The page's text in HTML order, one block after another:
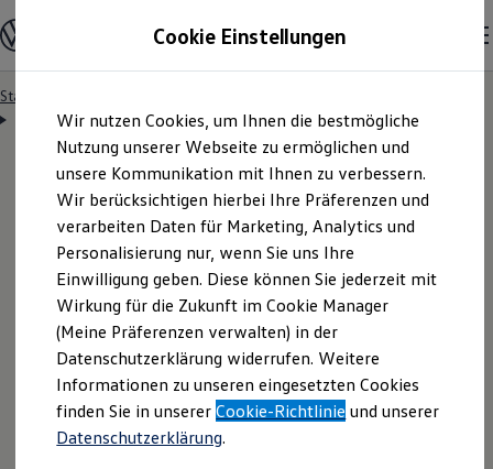
Hauptinhalt
springen
Footer
springen
Modelle & Konfigurator
Nutzfahrzeugkategorien entdecken
Modelle konfigurieren
Vorgängermodelle und Oldtimer
Vorgängermodelle
Oldtimer
Bulli Historie
Branchenlösungen & Gewerbekunden
Umbaulösungen und Hersteller finden
Auf- und Umbauten entdecken & konfigurieren
Groß- und Sonderkunden
Großkunden
Kommunen & Behörden
Journalisten
Sportvereine
Branchenlösungen
Bau & Handwerk
Gewerbliche Personenbeförderung
Service & mobile Werkstätten
Kurier, Logistik & Handel
Startseite
Servicetermin anfragen
Servicetermin bequem
online anfragen
Nutzen Sie unser Onlineformular, um schnell und
unkompliziert einen Servicetermin bei Ihrem
Volkswagen NutzfahrzeugePartner anzufragen.
Cookie Einstellungen
Wir nutzen Cookies, um Ihnen die bestmögliche
Nutzung unserer Webseite zu ermöglichen und
unsere Kommunikation mit Ihnen zu verbessern.
Wir berücksichtigen hierbei Ihre Präferenzen und
verarbeiten Daten für Marketing, Analytics und
Personalisierung nur, wenn Sie uns Ihre
Einwilligung geben. Diese können Sie jederzeit mit
Wirkung für die Zukunft im Cookie Manager
(Meine Präferenzen verwalten) in der
Datenschutzerklärung widerrufen. Weitere
Informationen zu unseren eingesetzten Cookies
finden Sie in unsererCookie-Richtlinie und unserer
Datenschutzerklärung.